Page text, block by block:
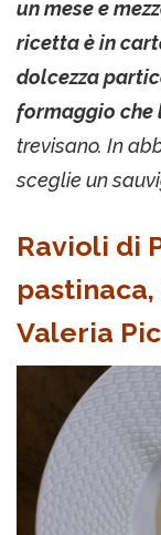
un mese e
ricetta è in
dolcezza
formaggio che
trevisano. In
sceglie un
Ravioli di
Valeria